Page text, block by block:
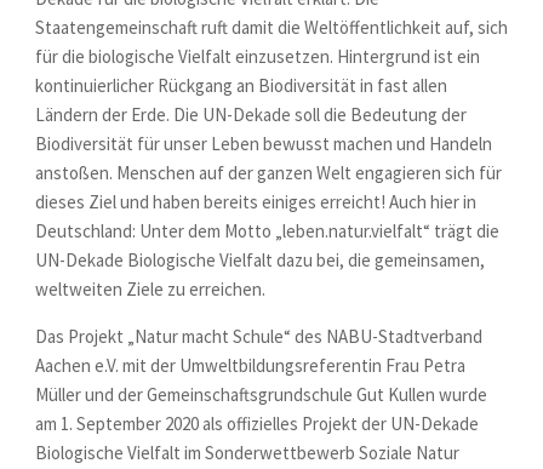
Staatengemeinschaft ruft damit die Weltöffentlichkeit auf, sich
für die biologische Vielfalt einzusetzen. Hintergrund ist ein
kontinuierlicher Rückgang an Biodiversität in fast allen
Ländern der Erde. Die UN-Dekade soll die Bedeutung der
Biodiversität für unser Leben bewusst machen und Handeln
anstoßen. Menschen auf der ganzen Welt engagieren sich für
dieses Ziel und haben bereits einiges erreicht! Auch hier in
Deutschland: Unter dem Motto „leben.natur.vielfalt“ trägt die
UN-Dekade Biologische Vielfalt dazu bei, die gemeinsamen,
weltweiten Ziele zu erreichen.
Das Projekt „Natur macht Schule“ des NABU-Stadtverband
Aachen e.V. mit der Umweltbildungsreferentin Frau Petra
Müller und der Gemeinschaftsgrundschule Gut Kullen wurde
am 1. September 2020 als offizielles Projekt der UN-Dekade
Biologische Vielfalt im Sonderwettbewerb Soziale Natur